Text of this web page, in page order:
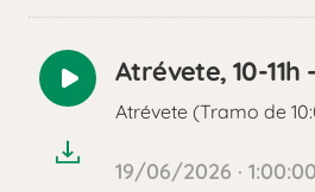
Reproducir
audio
Atrévete, 10-
Atrévete (Tramo de
19/06/2026 · 1:00:00